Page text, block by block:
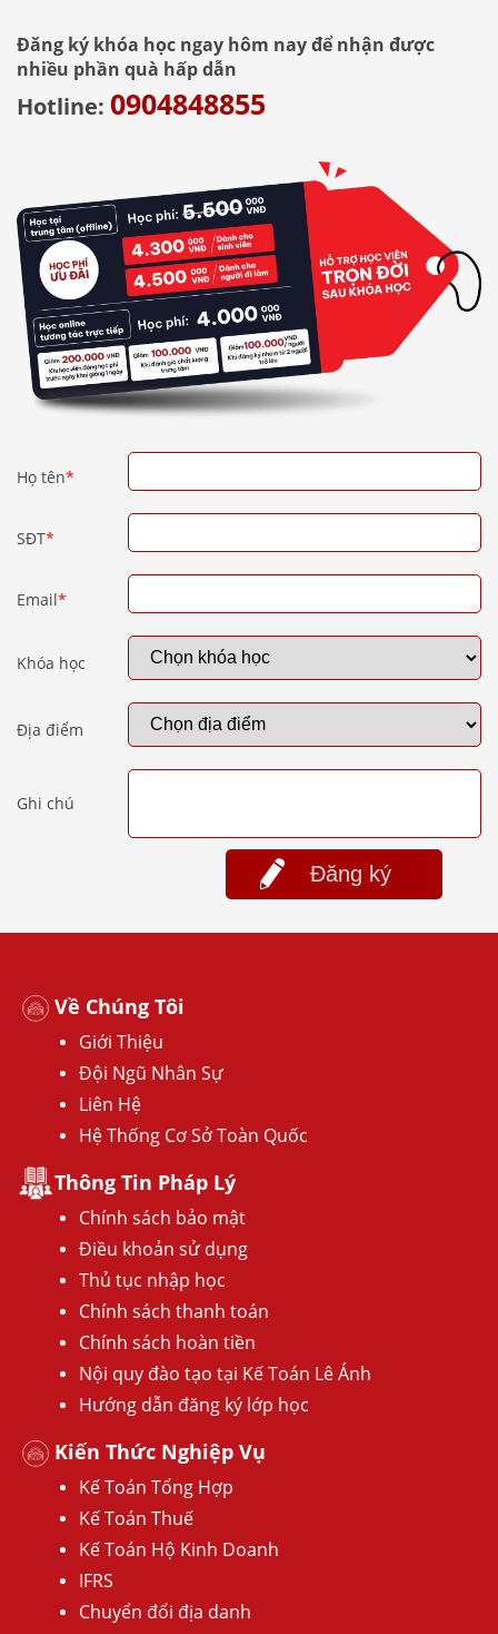
Đăng ký khóa học ngay hôm nay để nhận được
nhiều phần quà hấp dẫn
Hotline: 0904848855
Họ tên*
SĐT*
Email*
Khóa học
Địa điểm
Ghi chú
Đăng ký
Về Chúng Tôi
Giới Thiệu
Đội Ngũ Nhân Sự
Liên Hệ
Hệ Thống Cơ Sở Toàn Quốc
Thông Tin Pháp Lý
Chính sách bảo mật
Điều khoản sử dụng
Thủ tục nhập học
Chính sách thanh toán
Chính sách hoàn tiền
Nội quy đào tạo tại Kế Toán Lê Ánh
Hướng dẫn đăng ký lớp học
Kiến Thức Nghiệp Vụ
Kế Toán Tổng Hợp
Kế Toán Thuế
Kế Toán Hộ Kinh Doanh
IFRS
Chuyển đổi địa danh